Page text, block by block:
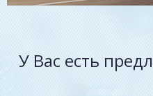
У Вас есть